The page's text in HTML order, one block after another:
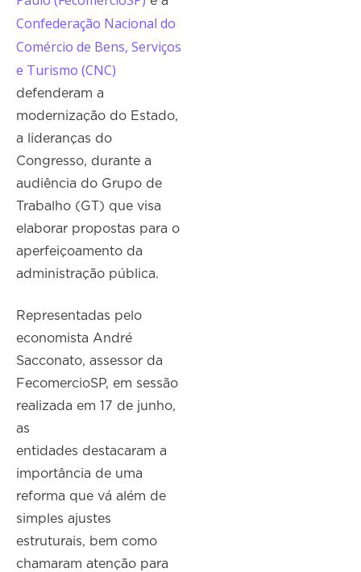
Confederação Nacional do
Comércio de Bens, Serviços
e Turismo (CNC)
defenderam a
modernização do Estado,
a lideranças do
Congresso, durante a
audiência do Grupo de
Trabalho (GT) que visa
elaborar propostas para o
aperfeiçoamento da
administração pública.
Representadas pelo
economista André
Sacconato, assessor da
FecomercioSP, em sessão
realizada em 17 de junho,
as
entidades destacaram a
importância de uma
reforma que vá além de
simples ajustes
estruturais, bem como
chamaram atenção para